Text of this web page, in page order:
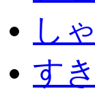
し
す